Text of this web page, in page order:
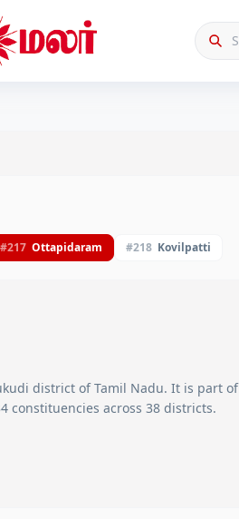
#217 Ottapidaram #218 Kovilpatti
district of Tamil Nadu. It is part of
constituencies across 38 districts.